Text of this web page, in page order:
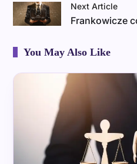
Next Article
Frankowicze
You May Also Like